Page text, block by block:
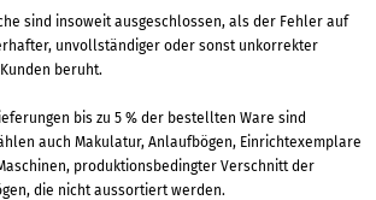
sind insoweit ausgeschlossen, als der Fehler auf
unvollständiger oder sonst unkorrekter
beruht.
bis zu 5 % der bestellten Ware sind
auch Makulatur, Anlaufbögen, Einrichtexemplare
produktionsbedingter Verschnitt der
die nicht aussortiert werden.